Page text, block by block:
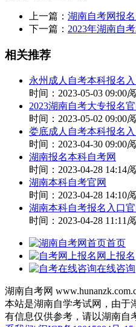
上一篇： 湖南自考网报
下一篇： 2023年湖南自
相关推荐
永州成人自考本科报名
时间：2023-05-03 09:00
2023湖南自考大专报名
时间：2023-05-02 09:00
娄底成人自考本科报名入
时间：2023-04-30 09:00
湖南报名本科自考网
时间：2023-04-28 14:14
湖南本科自考官网
时间：2023-04-28 14:10
湖南本科自考报名入口官
时间：2023-04-28 11:11
首页
网上报名
在线咨询
湖南自考网
本站是湖南自学考试网，由于
有信息仅供参考，请以湖南自